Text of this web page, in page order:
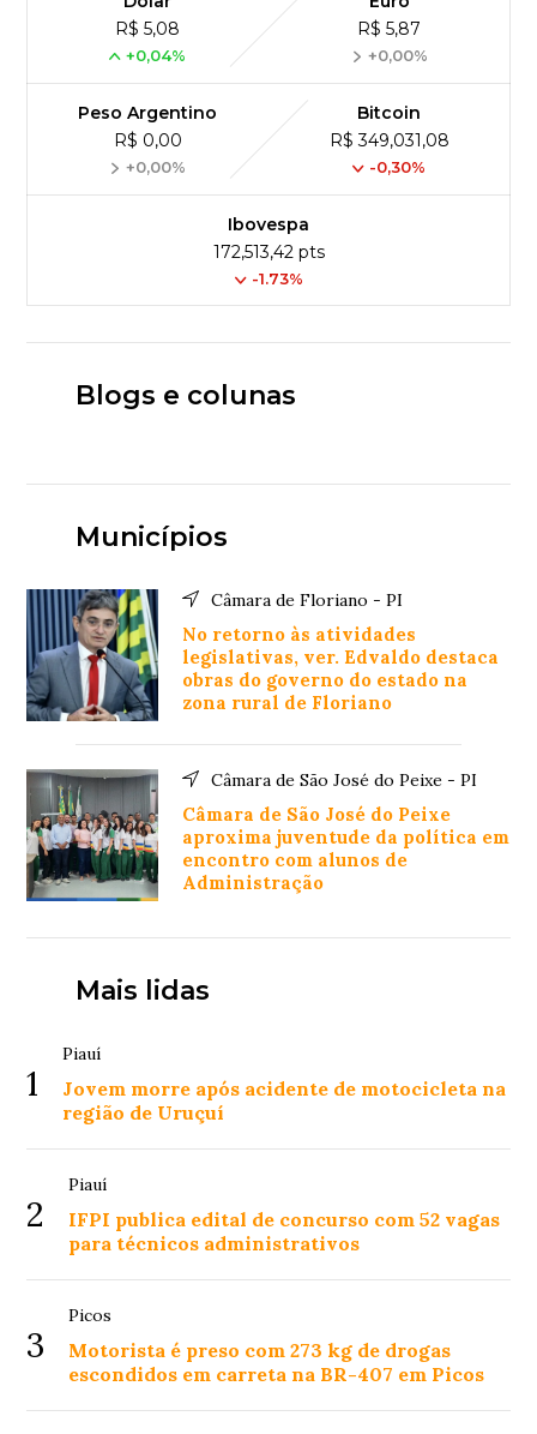
R$ 5,08
+0,04%
R$ 5,87
+0,00%
Peso Argentino
R$ 0,00
+0,00%
Bitcoin
R$ 349,031,08
-0,30%
Ibovespa
172,513,42 pts
-1.73%
Blogs e colunas
Municípios
Câmara de Floriano - PI
No retorno às atividades
legislativas, ver. Edvaldo destaca
obras do governo do estado na
zona rural de Floriano
Câmara de São José do Peixe - PI
Câmara de São José do Peixe
aproxima juventude da política em
encontro com alunos de
Administração
Mais lidas
1
Piauí
Jovem morre após acidente de motocicleta na
região de Uruçuí
2
Piauí
IFPI publica edital de concurso com 52 vagas
para técnicos administrativos
3
Picos
Motorista é preso com 273 kg de drogas
escondidos em carreta na BR-407 em Picos